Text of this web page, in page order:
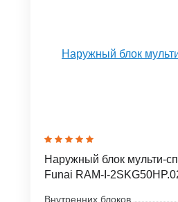
Наружный блок мульти-
Funai RAM-I-
Внутренних блоков